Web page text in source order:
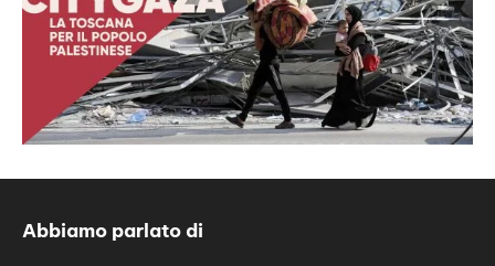
Abbiamo parlato di